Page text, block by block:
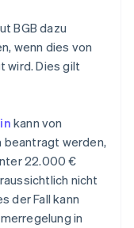
BGB dazu
wenn dies von
wird. Dies gilt
kann von
werden,
22.000 €
nicht
der Fall kann
in